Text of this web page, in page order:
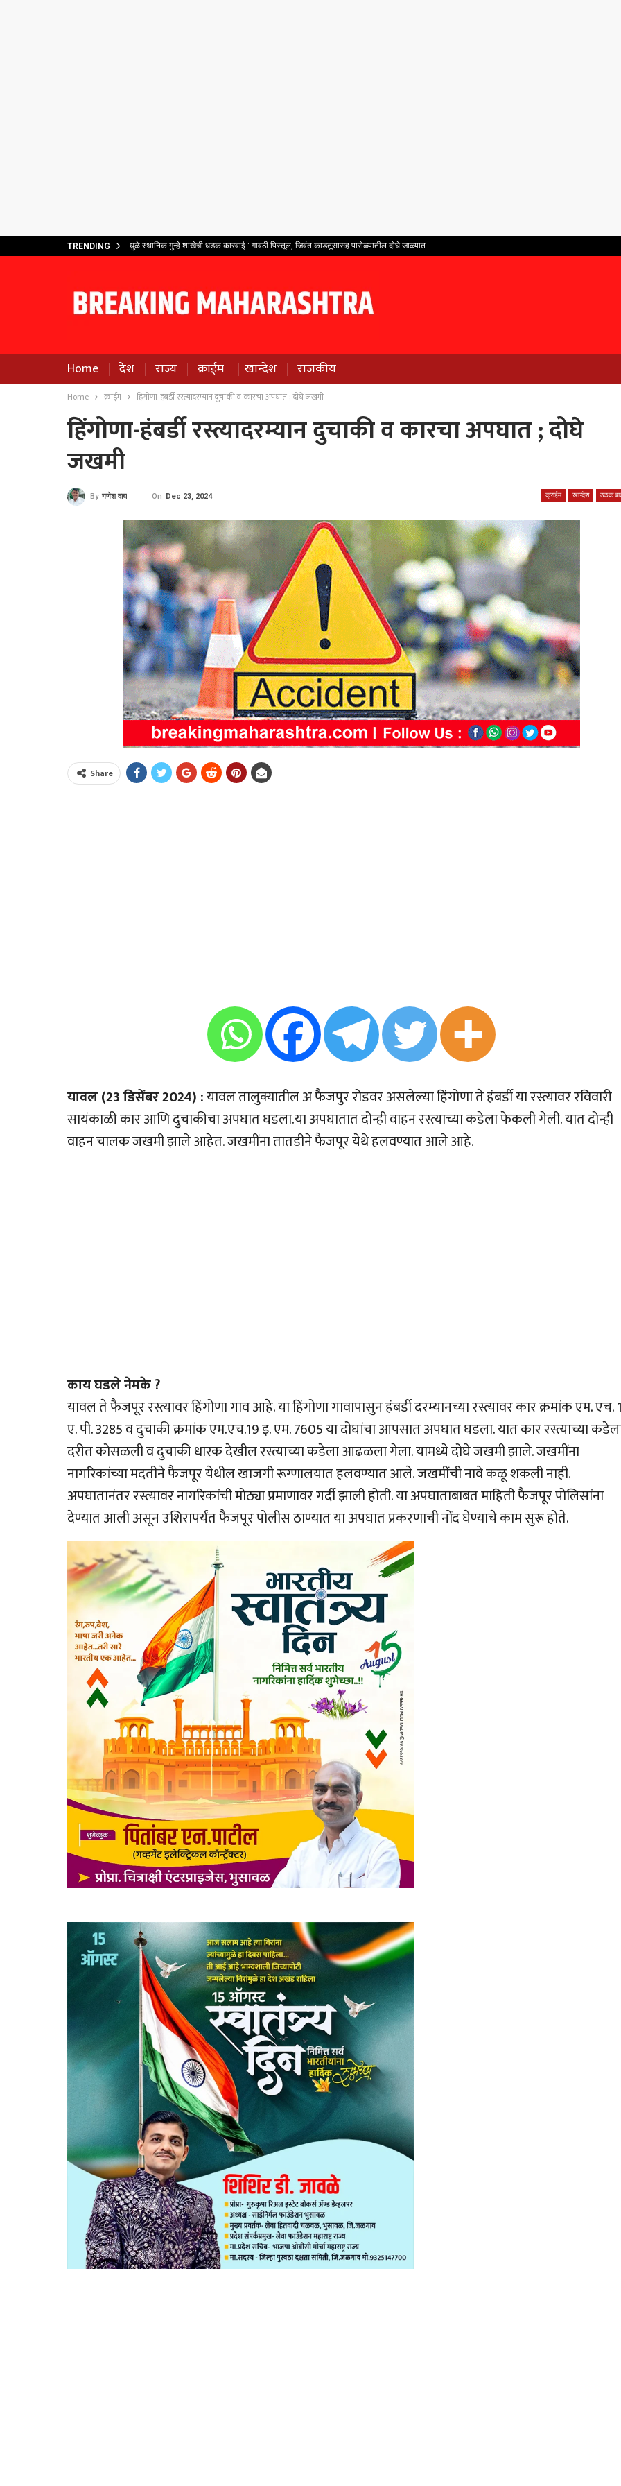
TRENDING धुळे स्थानिक गुन्हे शाखेची धडक कारवाई : गावठी पिस्तूल, जिवंत काडतूसासह पारोळ्यातील दोघे जाळ्यात
Home देश राज्य क्राईम खान्देश राजकीय
Home क्राईम हिंगोणा-हंबर्डी रस्त्यादरम्यान दुचाकी व कारचा अपघात ; दोघे जखमी
हिंगोणा-हंबर्डी रस्त्यादरम्यान दुचाकी व कारचा अपघात ; दोघे
जखमी
क्राईम खान्देश ठळक
By गणेश वाघ On Dec 23, 2024
Share
यावल (23 डिसेंबर 2024) :यावल तालुक्यातील अ फैजपुर रोडवर असलेल्या हिंगोणा ते हंबर्डी या रस्त्यावर रविवारी
सायंकाळी कार आणि दुचाकीचा अपघात घडला.या अपघातात दोन्ही वाहन रस्त्याच्या कडेला फेकली गेली. यात दोन्ही
वाहन चालक जखमी झाले आहेत. जखमींना तातडीने फैजपूर येथे हलवण्यात आले आहे.
काय घडले नेमके ?
यावल ते फैजपूर रस्त्यावर हिंगोणा गाव आहे. या हिंगोणा गावापासुन हंबर्डी दरम्यानच्या रस्त्यावर कार क्रमांक एम. एच.
ए. पी. 3285 व दुचाकी क्रमांक एम.एच.19 इ. एम. 7605 या दोघांचा आपसात अपघात घडला. यात कार रस्त्याच्या
दरीत कोसळली व दुचाकी धारक देखील रस्त्याच्या कडेला आढळला गेला. यामध्ये दोघे जखमी झाले. जखमींना
नागरिकांच्या मदतीने फैजपूर येथील खाजगी रूग्णालयात हलवण्यात आले. जखमींची नावे कळू शकली नाही.
अपघातानंतर रस्त्यावर नागरिकांची मोठ्या प्रमाणावर गर्दी झाली होती. या अपघाताबाबत माहिती फैजपूर पोलिसांना
देण्यात आली असून उशिरापर्यंत फैजपूर पोलीस ठाण्यात या अपघात प्रकरणाची नोंद घेण्याचे काम सुरू होते.